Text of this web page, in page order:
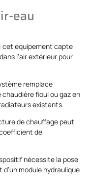
eau
: cet équipement capte
l’air extérieur pour
remplace
fioul ou gaz en
existants.
de chauffage peut
de
nécessite la pose
module hydraulique